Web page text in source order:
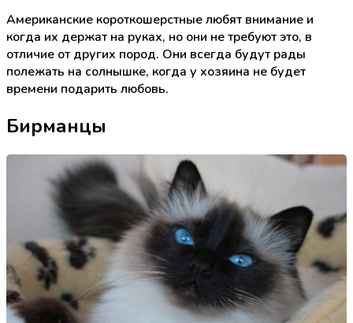
Американские короткошерстные любят внимание и
когда их держат на руках, но они не требуют это, в
отличие от других пород. Они всегда будут рады
полежать на солнышке, когда у хозяина не будет
времени подарить любовь.
Бирманцы